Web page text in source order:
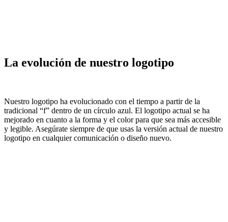
La evolución de nuestro logotipo
Nuestro logotipo ha evolucionado con el tiempo a partir de la
tradicional “f” dentro de un círculo azul. El logotipo actual se ha
mejorado en cuanto a la forma y el color para que sea más accesible
y legible. Asegúrate siempre de que usas la versión actual de nuestro
logotipo en cualquier comunicación o diseño nuevo.